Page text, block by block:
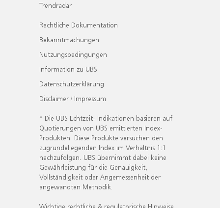
Trendradar
Rechtliche Dokumentation
Bekanntmachungen
Nutzungsbedingungen
Information zu UBS
Datenschutzerklärung
Disclaimer / Impressum
* Die UBS Echtzeit- Indikationen basieren auf
Quotierungen von UBS emittierten Index-
Produkten. Diese Produkte versuchen den
zugrundeliegenden Index im Verhältnis 1:1
nachzufolgen. UBS übernimmt dabei keine
Gewährleistung für die Genauigkeit,
Vollständigkeit oder Angemessenheit der
angewandten Methodik.